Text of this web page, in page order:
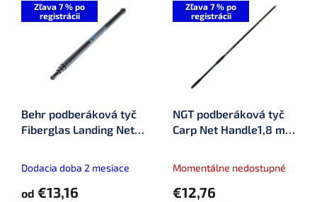
Zľava 7 % po
registrácii
Behr podberáková tyč
Fiberglas Landing Net
Dodacia doba 2 mesiace
od €13,16
Zľava 7 % po
registrácii
NGT podberáková tyč
Carp Net Handle1,8 m
Momentálne nedostupné
€12,76